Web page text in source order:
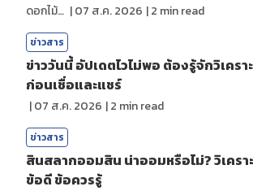
ดอกไม้กับสายน้ำ |07 ส.ค. 2026 |2 min read
ข่าวสาร
ข่าววันนี้ อัปเดตไวไม่พอ ต้องรู้จักวิเครา
ก่อนเชื่อและแชร์
|07 ส.ค. 2026 |2 min read
ข่าวสาร
สินสลากออมสิน น่าออมหรือไม่? วิเครา
ข้อดี ข้อควรรู้